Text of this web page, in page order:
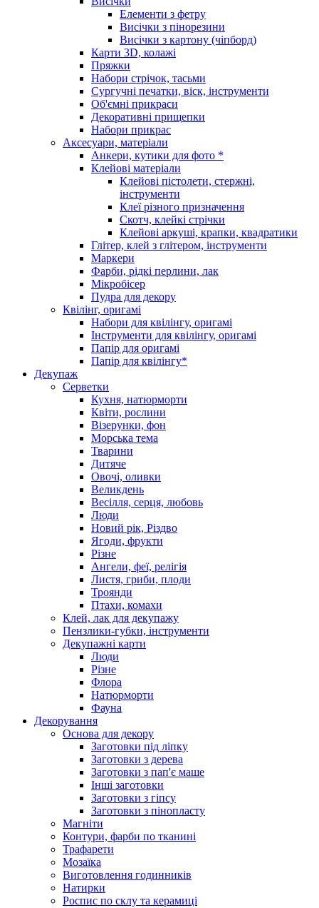
Елементи з фетру
Висічки з пінорезини
Висічки з картону (чіпборд)
Карти 3D, колажі
Пряжки
Набори стрічок, тасьми
Сургучні печатки, віск, інструменти
Об'ємні прикраси
Декоративні прищепки
Набори прикрас
Аксесуари, матеріали
Анкери, кутики для фото *
Клейові матеріали
Клейові пістолети, стержні,
інструменти
Клеї різного призначення
Скотч, клейкі стрічки
Клейові аркуші, крапки, квадратики
Глітер, клей з глітером, інструменти
Маркери
Фарби, рідкі перлини, лак
Мікробісер
Пудра для декору
Квілінг, оригамі
Набори для квілінгу, оригамі
Інструменти для квілінгу, оригамі
Папір для оригамі
Папір для квілінгу*
Декупаж
Серветки
Кухня, натюрморти
Квіти, рослини
Візерунки, фон
Морська тема
Тварини
Дитяче
Овочі, оливки
Великдень
Весілля, серця, любовь
Люди
Новий рік, Різдво
Ягоди, фрукти
Різне
Ангели, феї, релігія
Листя, гриби, плоди
Троянди
Птахи, комахи
Клей, лак для декупажу
Пензлики-губки, інструменти
Декупажні карти
Люди
Різне
Флора
Натюрморти
Фауна
Декорування
Основа для декору
Заготовки під ліпку
Заготовки з дерева
Заготовки з пап'є маше
Інші заготовки
Заготовки з гіпсу
Заготовки з пінопласту
Магніти
Контури, фарби по тканині
Трафарети
Мозаїка
Виготовлення годинників
Натирки
Роспис по склу та керамиці